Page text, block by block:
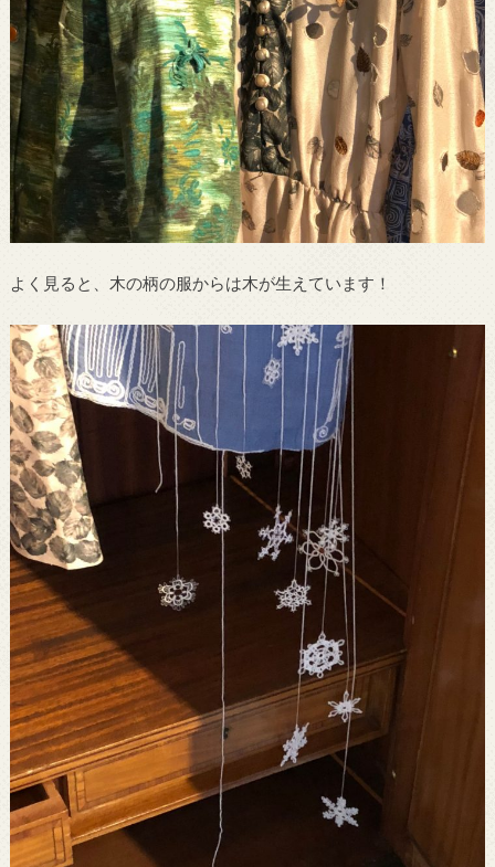
よく見ると、木の柄の服からは木が生えています！